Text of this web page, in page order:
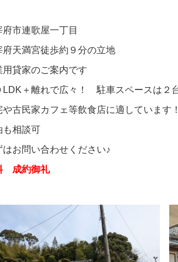
府市連歌屋一丁目
府天満宮徒歩約９分の立地
用貸家のご案内です
LDK＋離れで広々！ 駐車スペースは２
や古民家カフェ等飲食店に適しています
も相談可
はお問い合わせください♪
成約御礼